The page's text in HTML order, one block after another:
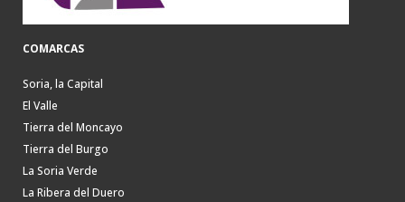
COMARCAS
Soria, la Capital
El Valle
Tierra del Moncayo
Tierra del Burgo
La Soria Verde
La Ribera del Duero